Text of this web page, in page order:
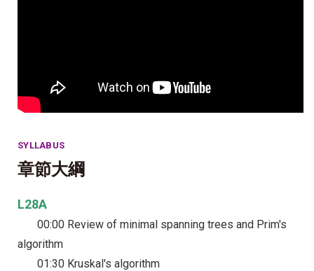
SYLLABUS
章節大綱
L28A
00:00 Review of minimal spanning trees and Prim's
algorithm
01:30 Kruskal's algorithm